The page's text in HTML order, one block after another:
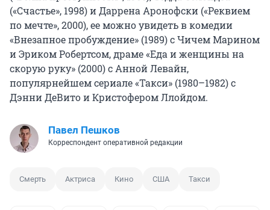
(«Счастье», 1998) и Даррена Аронофски («Реквием
по мечте», 2000), ее можно увидеть в комедии
«Внезапное пробуждение» (1989) с Чичем Марином
и Эриком Робертсом, драме «Еда и женщины на
скорую руку» (2000) с Анной Левайн,
популярнейшем сериале «Такси» (1980–1982) с
Дэнни ДеВито и Кристофером Ллойдом.
Павел Пешков
Корреспондент оперативной редакции
Смерть Актриса Кино США Такси